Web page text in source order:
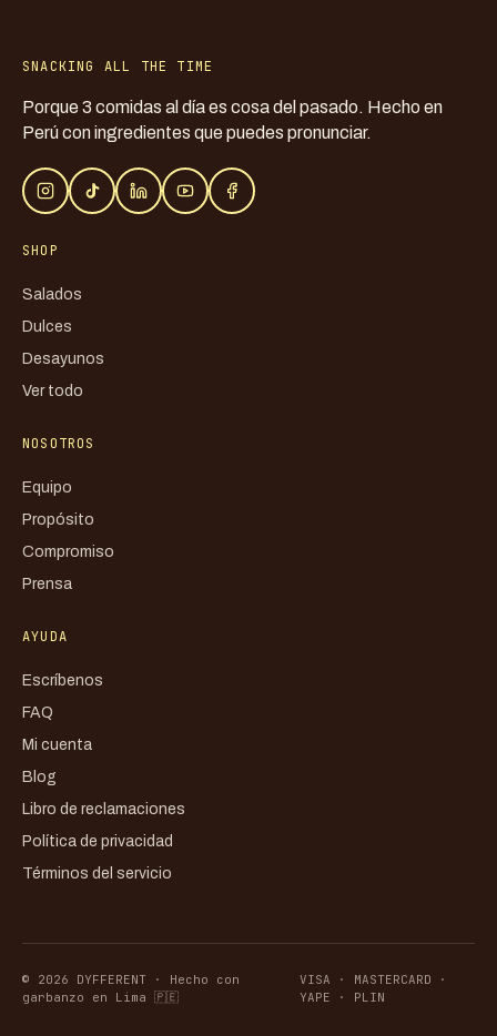
SNACKING ALL THE TIME
Porque 3 comidas al día es cosa del pasado. Hecho en
Perú con ingredientes que puedes pronunciar.
SHOP
Salados
Dulces
Desayunos
Ver todo
NOSOTROS
Equipo
Propósito
Compromiso
Prensa
AYUDA
Escríbenos
FAQ
Mi cuenta
Blog
Libro de reclamaciones
Política de privacidad
Términos del servicio
© 2026 DYFFERENT · Hecho con
garbanzo en Lima 🇵🇪
VISA · MASTERCARD ·
YAPE · PLIN